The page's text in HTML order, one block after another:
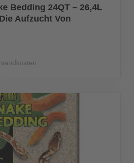
Bedding 24QT – 26,4L
Aufzucht Von